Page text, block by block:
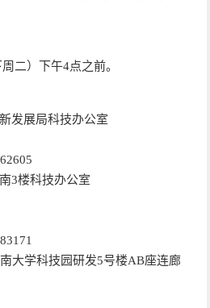
二）下午4点之前。
发展局科技办公室
3楼科技办公室
大学科技园研发5号楼AB座连廊